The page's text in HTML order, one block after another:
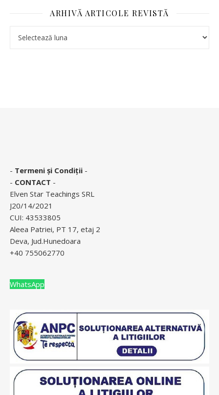
ARHIVĂ ARTICOLE REVISTĂ
- Termeni și Condiții -
- CONTACT -
Elven Star Teachings SRL
J20/14/2021
CUI: 43533805
Aleea Patriei, PT 17, etaj 2
Deva, Jud.Hunedoara
+40 755062770
WhatsApp